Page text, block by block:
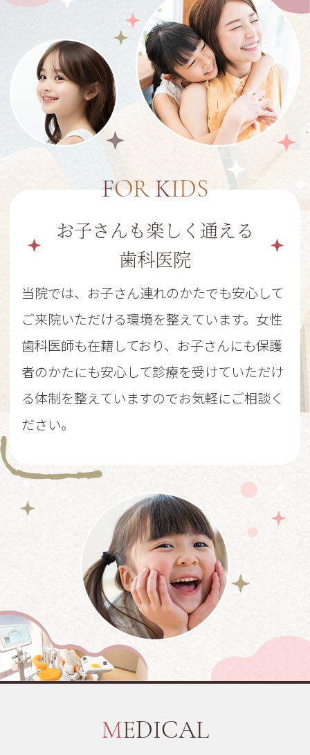
FOR KIDS
お子さんも楽しく通える
歯科医院
当院では、お子さん連れのかたでも安心して
ご来院いただける環境を整えています。女性
歯科医師も在籍しており、お子さんにも保護
者のかたにも安心して診療を受けていただけ
る体制を整えていますのでお気軽にご相談く
ださい。
MEDICAL